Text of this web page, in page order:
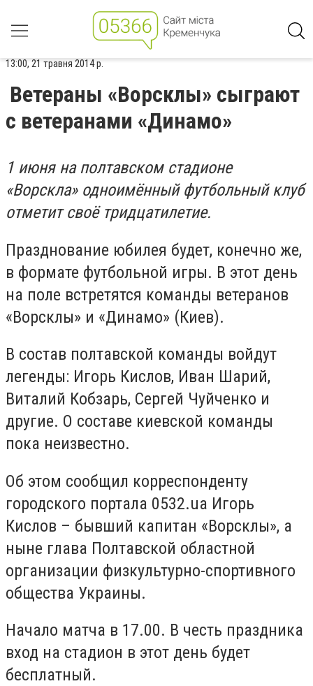
13:00, 21 травня 2014 р.
Ветераны «Ворсклы» сыграют
с ветеранами «Динамо»
1 июня на полтавском стадионе
«Ворскла» одноимённый футбольный клуб
отметит своё тридцатилетие.
Празднование юбилея будет, конечно же,
в формате футбольной игры. В этот день
на поле встретятся команды ветеранов
«Ворсклы» и «Динамо» (Киев).
В состав полтавской команды войдут
легенды: Игорь Кислов, Иван Шарий,
Виталий Кобзарь, Сергей Чуйченко и
другие. О составе киевской команды
пока неизвестно.
Об этом сообщил корреспонденту
городского портала 0532.ua Игорь
Кислов – бывший капитан «Ворсклы», а
ныне глава Полтавской областной
организации физкультурно-спортивного
общества Украины.
Начало матча в 17.00. В честь праздника
вход на стадион в этот день будет
бесплатный.